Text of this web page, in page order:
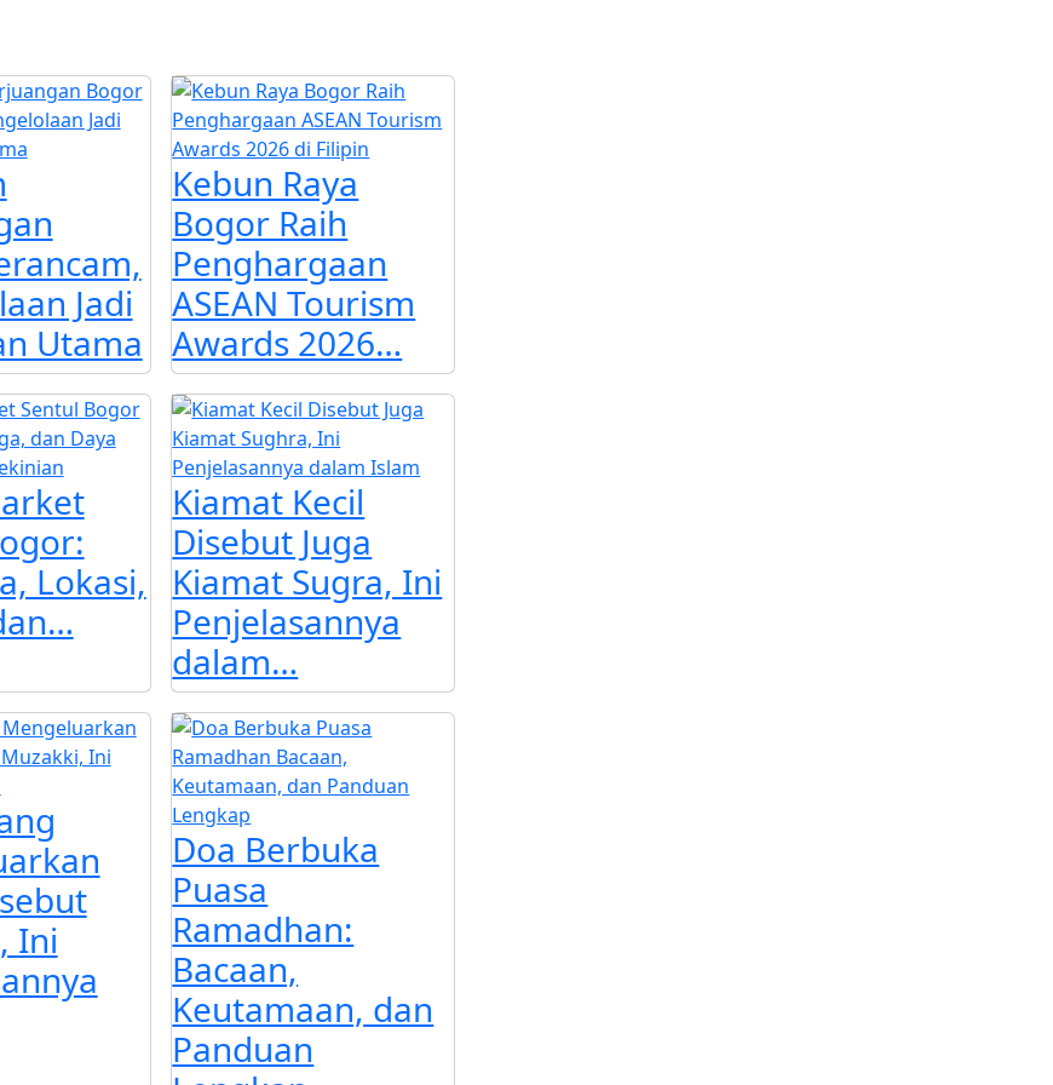
Jadi
Utama
Kebun Raya
Bogor Raih
Penghargaan
ASEAN Tourism
Awards 2026…
Lokasi,
Kiamat Kecil
Disebut Juga
Kiamat Sugra, Ini
Penjelasannya
dalam…
Ini
Doa Berbuka
Puasa
Ramadhan:
Bacaan,
Keutamaan, dan
Panduan